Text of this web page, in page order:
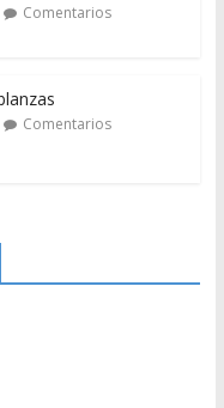
Comentarios
Comentarios